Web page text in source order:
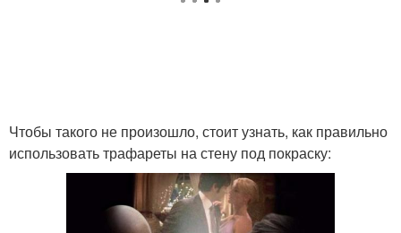
Чтобы такого не произошло, стоит узнать, как правильно
использовать трафареты на стену под покраску: